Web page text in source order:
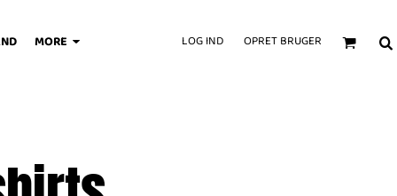
MORE LOG IND OPRET BRUGER